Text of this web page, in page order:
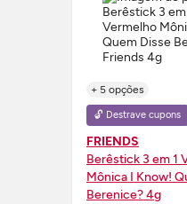
+ 5 opções
🔓 Destrave cupons
FRIENDS
Berêstick 3 em 1
Mônica I Know!
Berenice? 4g